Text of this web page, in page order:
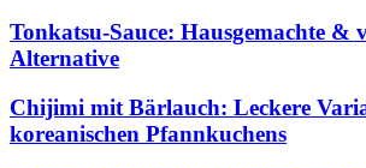
Tonkatsu-Sauce: Hausgemachte &
Alternative
Chijimi mit Bärlauch: Leckere
koreanischen Pfannkuchens